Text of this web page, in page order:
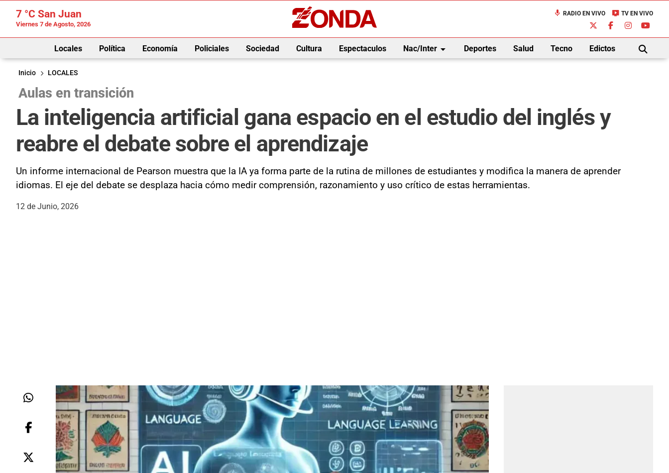
7 °C San Juan
Viernes 7 de Agosto, 2026
mic RADIO EN VIVO live_tv TV EN VIVO
Locales Política Economía Policiales Sociedad Cultura Espectaculos Nac/Interarrow_drop_down Deportes Salud Tecno Edictos
BUSCAR
Inicio
LOCALES
Aulas en transición
La inteligencia artificial gana espacio en el estudio del inglés y
reabre el debate sobre el aprendizaje
Un informe internacional de Pearson muestra que la IA ya forma parte de la rutina de millones de estudiantes y modifica la manera de aprender
idiomas. El eje del debate se desplaza hacia cómo medir comprensión, razonamiento y uso crítico de estas herramientas.
12 de Junio, 2026